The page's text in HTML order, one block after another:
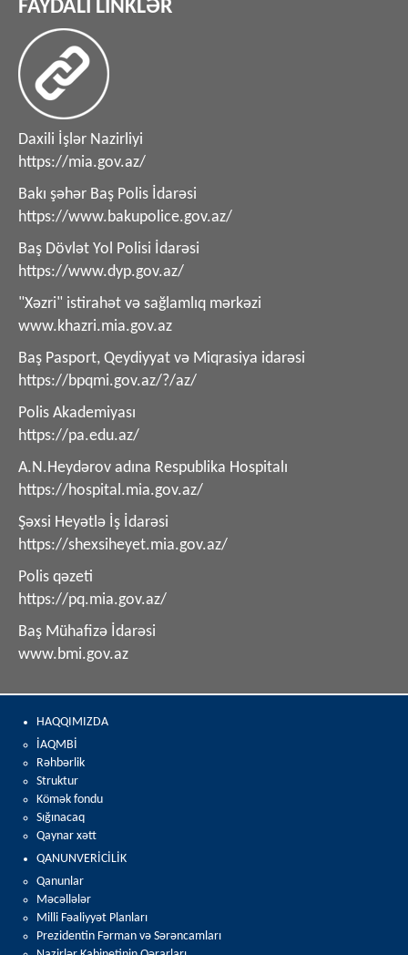
FAYDALI LİNKLƏR
Daxili İşlər Nazirliyi
https://mia.gov.az/
Bakı şəhər Baş Polis İdarəsi
https://www.bakupolice.gov.az/
Baş Dövlət Yol Polisi İdarəsi
https://www.dyp.gov.az/
"Xəzri" istirahət və sağlamlıq mərkəzi
www.khazri.mia.gov.az
Baş Pasport, Qeydiyyat və Miqrasiya idarəsi
https://bpqmi.gov.az/?/az/
Polis Akademiyası
https://pa.edu.az/
A.N.Heydərov adına Respublika Hospitalı
https://hospital.mia.gov.az/
Şəxsi Heyətlə İş İdarəsi
https://shexsiheyet.mia.gov.az/
Polis qəzeti
https://pq.mia.gov.az/
Baş Mühafizə İdarəsi
www.bmi.gov.az
HAQQIMIZDA
İAQMBİ
Rəhbərlik
Struktur
Kömək fondu
Sığınacaq
Qaynar xətt
QANUNVERİCİLİK
Qanunlar
Məcəllələr
Milli Fəaliyyət Planları
Prezidentin Fərman və Sərəncamları